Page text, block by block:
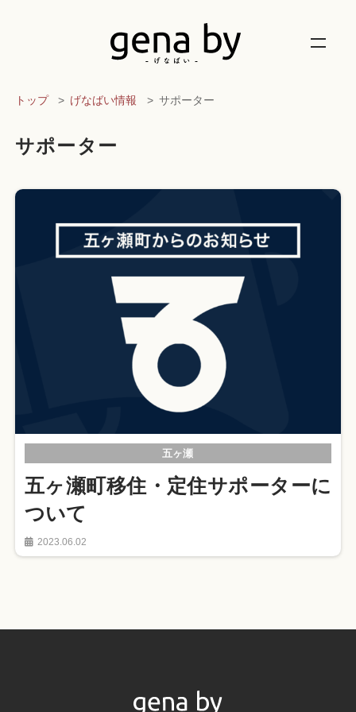
トップ げなばい情報 サポーター
サポーター
五ヶ瀬
五ヶ瀬町移住・定住サポーターに
ついて
2023.06.02